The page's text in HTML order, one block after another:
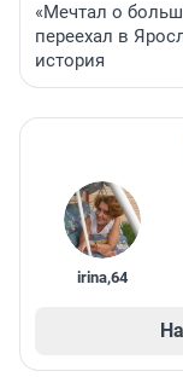
«Мечтал о
переехал в
история
irina,64